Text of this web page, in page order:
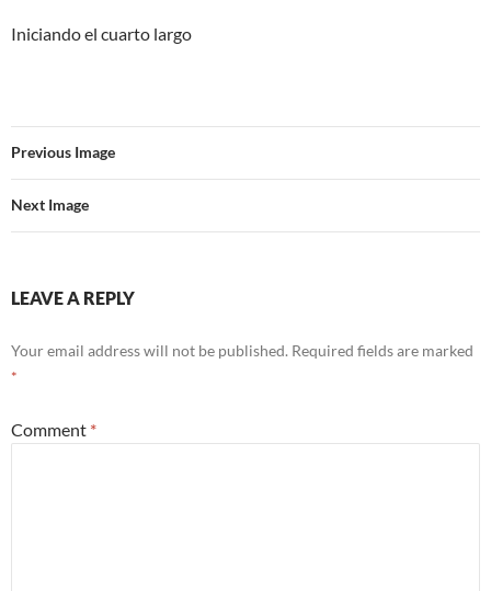
Iniciando el cuarto largo
Previous Image
Next Image
LEAVE A REPLY
Your email address will not be published. Required fields are marked
*
Comment *